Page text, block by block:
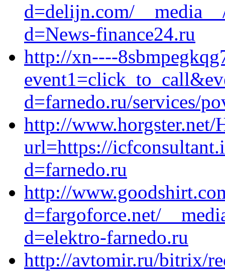
d=delijn.com/
d=News-finance24.ru
http://xn----
d=farnedo.ru/services/
http://www.horgster.net/
url=https://
d=farnedo.ru
http://
d=fargoforce.net/
d=elektro-farnedo.ru
http://avtomir.ru/bitrix/